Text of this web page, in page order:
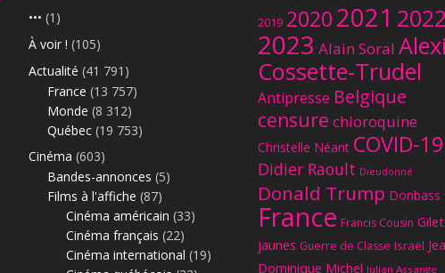
••• (1)
À voir ! (105)
Actualité (41 791)
France (13 757)
Monde (8 312)
Québec (19 753)
Cinéma (603)
Bandes-annonces (5)
Films à l'affiche (87)
Cinéma américain (33)
Cinéma français (22)
Cinéma international (19)
2019 20202021 2022
2023 Alain Soral
Cossette-Trudel
Antipresse Belgique
censure chloroquine
Christelle Néant COVID-19
Didier Raoult Dieudonné
Donald Trump Donbass
France Francis Cousin
jaunes Guerre de Classe Israël
Dominique Michel Julian Assange